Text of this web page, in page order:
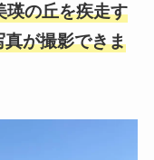
瑛の丘を疾走す
が撮影できま